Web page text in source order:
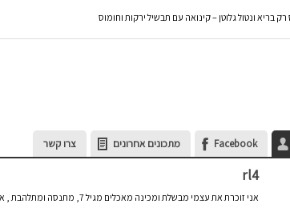
בריא ונטול גלוטן – קינואה עם תבשיל ירקות וחומוס
Facebook מתכונים אחרונים צרו קשר
rl4
אני זוכרת את עצמי מבשלת ומכינה